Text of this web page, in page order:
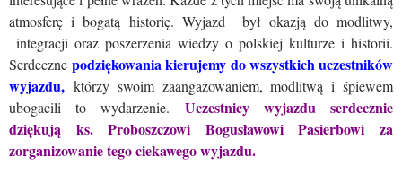
atmosferę i bogatą historię. Wyjazd był okazją do modlitwy,
integracji oraz poszerzenia wiedzy o polskiej kulturze i historii.
Serdecznepodziękowania kierujemy do wszystkich uczestników
wyjazdu, którzy swoim zaangażowaniem, modlitwą i śpiewem
ubogacili to wydarzenie. Uczestnicy wyjazdu serdecznie
dziękują ks. Proboszczowi Bogusławowi Pasierbowi za
zorganizowanie tego ciekawego wyjazdu.